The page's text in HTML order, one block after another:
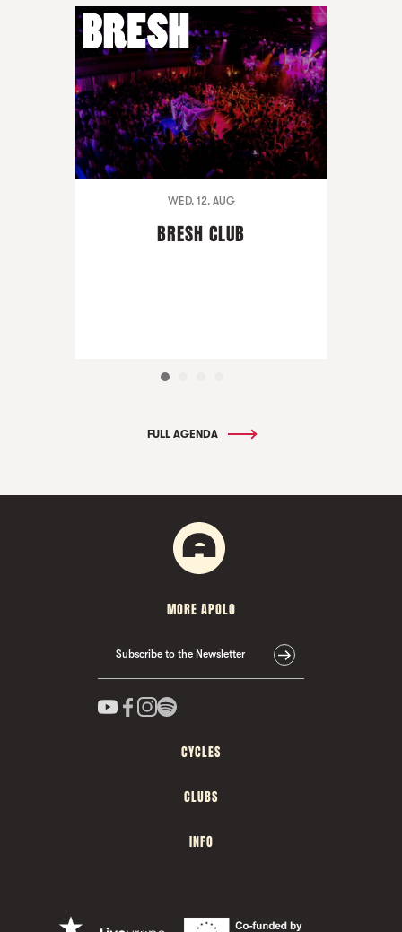
WED. 12. AUG
BRESH CLUB
FULL AGENDA
MORE APOLO
Subscribe to the Newsletter
CYCLES
CLUBS
INFO